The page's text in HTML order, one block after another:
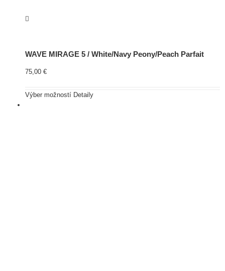
WAVE MIRAGE 5 / White/Navy Peony/Peach Parfait
75,00 €
Výber možností Detaily